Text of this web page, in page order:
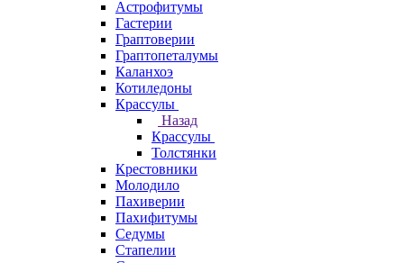
Астрофитумы
Гастерии
Граптоверии
Граптопеталумы
Каланхоэ
Котиледоны
Крассулы
Назад
Крассулы
Толстянки
Крестовники
Молодило
Пахиверии
Пахифитумы
Седумы
Стапелии